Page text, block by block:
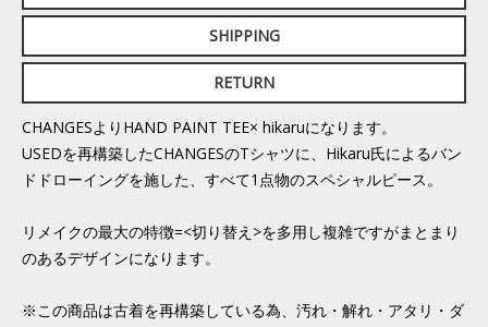
SHIPPING
RETURN
CHANGESよりHAND PAINT TEE× hikaruになります。
USEDを再構築したCHANGESのTシャツに、Hikaru氏によるバン
ドドローイングを施した、すべて1点物のスペシャルピース。
リメイクの最大の特徴=<切り替え>を多用し複雑ですがまとまり
のあるデザインになります。
※この商品は古着を再構築している為、汚れ・解れ・アタリ・ダ